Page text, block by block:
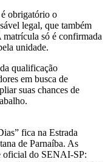
obrigatório o
legal, que também
matrícula só é confirmada
unidade.
qualificação
em busca de
suas chances de
fica na Estrada
de Parnaíba. As
oficial do SENAI-SP: